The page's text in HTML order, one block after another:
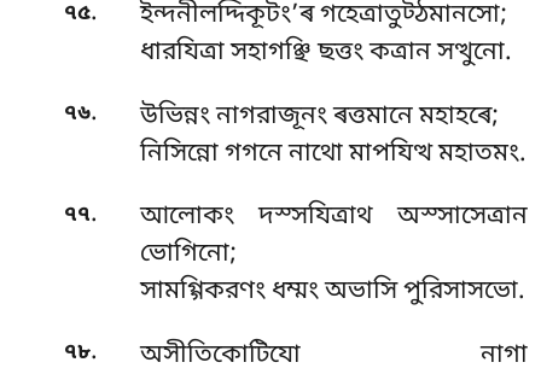
৭৫.
ইন্দনীলদ্দিকূটং’ৰ গহেত্ৰাতুট্ঠমানসো;
ধারযিত্ৰা সহাগঞ্ছি ছত্তং কত্ৰান সত্থুনো.
৭৬.
উভিন্নং নাগরাজূনং ৰত্তমানে মহাহৰে;
নিসিন্নো গগনে নাথো মাপযিত্থ মহাতমং.
৭৭.
আলোকং দস্সযিত্ৰাথ অস্সাসেত্ৰান
ভোগিনো;
সামগ্গিকরণং ধম্মং অভাসি পুরিসাসভো.
৭৮.
অসীতিকোটিযো নাগা